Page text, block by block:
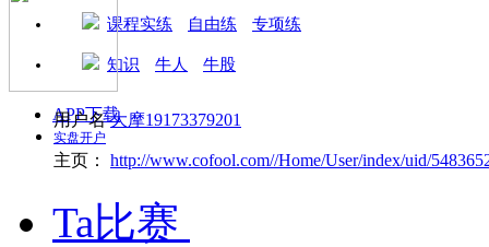
课程实练 自由练 专项练
知识 牛人 牛股
APP下载
实盘开户
用户名大摩19173379201
主页： http://www.cofool.com//Home/User/index/uid/
Ta比赛